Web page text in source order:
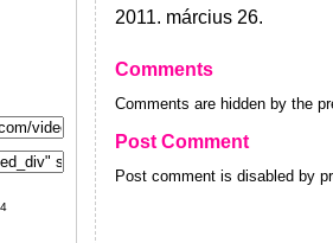
2011. március 26.
Comments
Comments are hidden by the
Post Comment
Post comment is disabled by